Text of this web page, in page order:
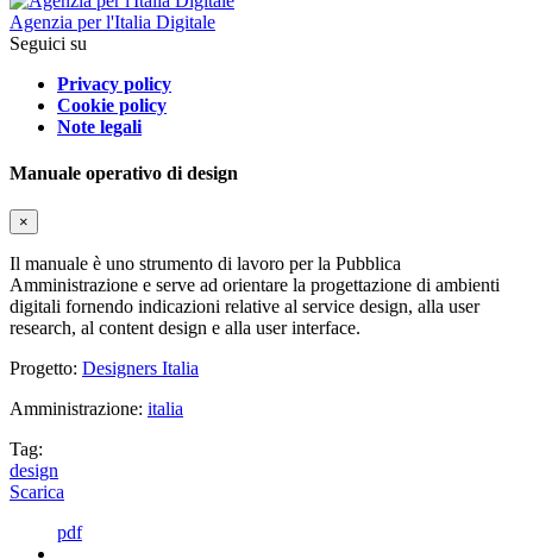
Agenzia per l'Italia Digitale
Seguici su
Privacy policy
Cookie policy
Note legali
Manuale operativo di design
×
Il manuale è uno strumento di lavoro per la Pubblica
Amministrazione e serve ad orientare la progettazione di ambienti
digitali fornendo indicazioni relative al service design, alla user
research, al content design e alla user interface.
Progetto: Designers Italia
Amministrazione: italia
Tag:
design
Scarica
pdf